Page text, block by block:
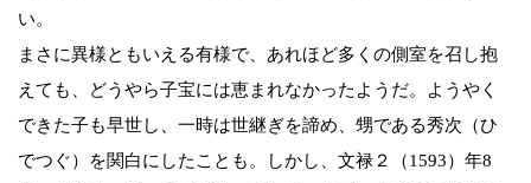
い。
まさに異様ともいえる有様で、あれほど多くの側室を召し抱
えても、どうやら子宝には恵まれなかったようだ。ようやく
できた子も早世し、一時は世継ぎを諦め、甥である秀次（ひ
でつぐ）を関白にしたことも。しかし、文禄２（1593）年8